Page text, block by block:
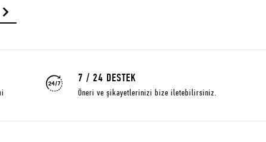
7 / 24 DESTEK
Öneri ve şikayetlerinizi bize iletebilirsiniz.